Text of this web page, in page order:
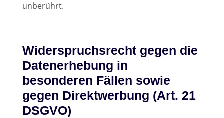
unberührt.
Widerspruchsrecht gegen die
Datenerhebung in
besonderen Fällen sowie
gegen Direktwerbung (Art. 21
DSGVO)